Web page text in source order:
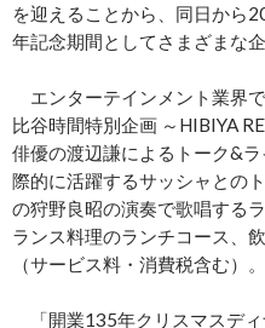
を迎えることから、同日から
年記念期間としてさまざまな
エンターテインメント業界
比谷時間特別企画 ～HIBIYA
俳優の渡辺謙によるトーク&
際的に活躍するサッシャとの
の狩野良昭の演奏で歌唱する
ランス料理のランチコース、
（サービス料・消費税含む）。
「開業135年クリスマスデ